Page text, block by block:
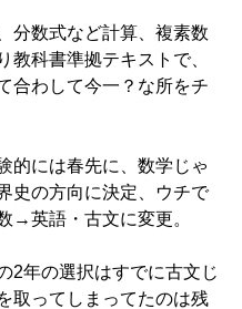
分数式など計算、複素数
教科書準拠テキストで、
合わして今一？な所をチ
的には春先に、数学じゃ
史の方向に決定、ウチで
→英語・古文に変更。
2年の選択はすでに古文じ
取ってしまってたのは残